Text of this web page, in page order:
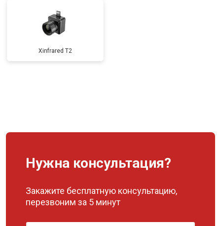
Xinfrared T2
Нужна консультация?
Закажите бесплатную консультацию,
перезвоним за 5 минут